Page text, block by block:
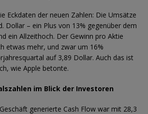
Eckdaten der neuen Zahlen: Die Umsätze
Dollar – ein Plus von 13% gegenüber dem
ein Allzeithoch. Der Gewinn pro Aktie
etwas mehr, und zwar um 16%
auf 3,89 Dollar. Auch das ist
wie Apple betonte.
im Blick der Investoren
generierte Cash Flow war mit 28,3